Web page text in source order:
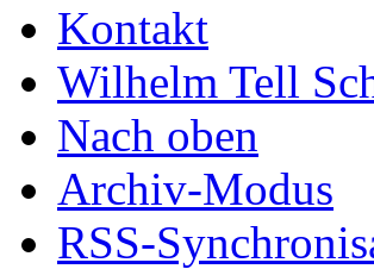
Kontakt
Wilhelm Tell
Nach oben
Archiv-Modus
RSS-